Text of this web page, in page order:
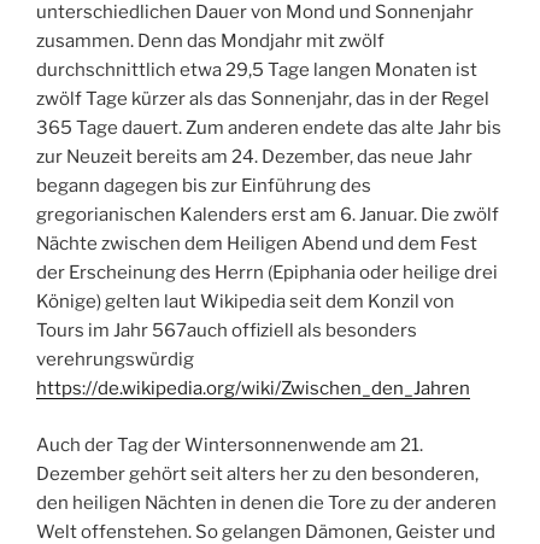
unterschiedlichen Dauer von Mond und Sonnenjahr
zusammen. Denn das Mondjahr mit zwölf
durchschnittlich etwa 29,5 Tage langen Monaten ist
zwölf Tage kürzer als das Sonnenjahr, das in der Regel
365 Tage dauert. Zum anderen endete das alte Jahr bis
zur Neuzeit bereits am 24. Dezember, das neue Jahr
begann dagegen bis zur Einführung des
gregorianischen Kalenders erst am 6. Januar. Die zwölf
Nächte zwischen dem Heiligen Abend und dem Fest
der Erscheinung des Herrn (Epiphania oder heilige drei
Könige) gelten laut Wikipedia seit dem Konzil von
Tours im Jahr 567auch offiziell als besonders
verehrungswürdig
https://de.wikipedia.org/wiki/Zwischen_den_Jahren
Auch der Tag der Wintersonnenwende am 21.
Dezember gehört seit alters her zu den besonderen,
den heiligen Nächten in denen die Tore zu der anderen
Welt offenstehen. So gelangen Dämonen, Geister und